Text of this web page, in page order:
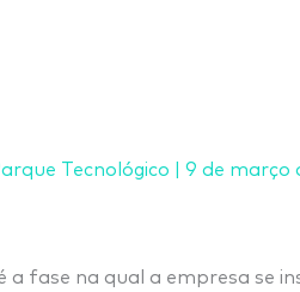
Tecnológico 9 de março
a fase na qual a empresa se